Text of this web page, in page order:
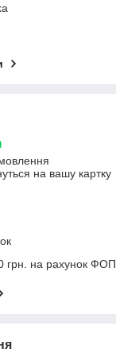
на вашу картку
грн. на рахунок ФОП